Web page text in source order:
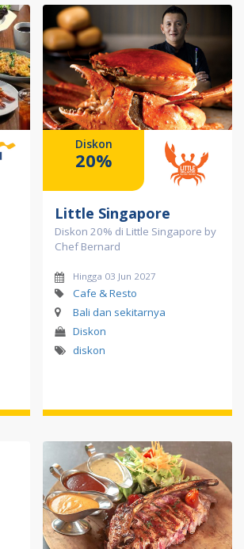
Diskon
20%
Little Singapore
Diskon 20% di Little Singapore by
Chef Bernard
Hingga 03 Jun 2027
Cafe & Resto
Bali dan sekitarnya
Diskon
diskon